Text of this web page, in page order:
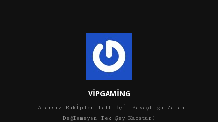
VİPGAMİNG
(Amansız Rakipler Taht İçin Savaştığı Zaman
Değişmeyen Tek Şey Kaostur)